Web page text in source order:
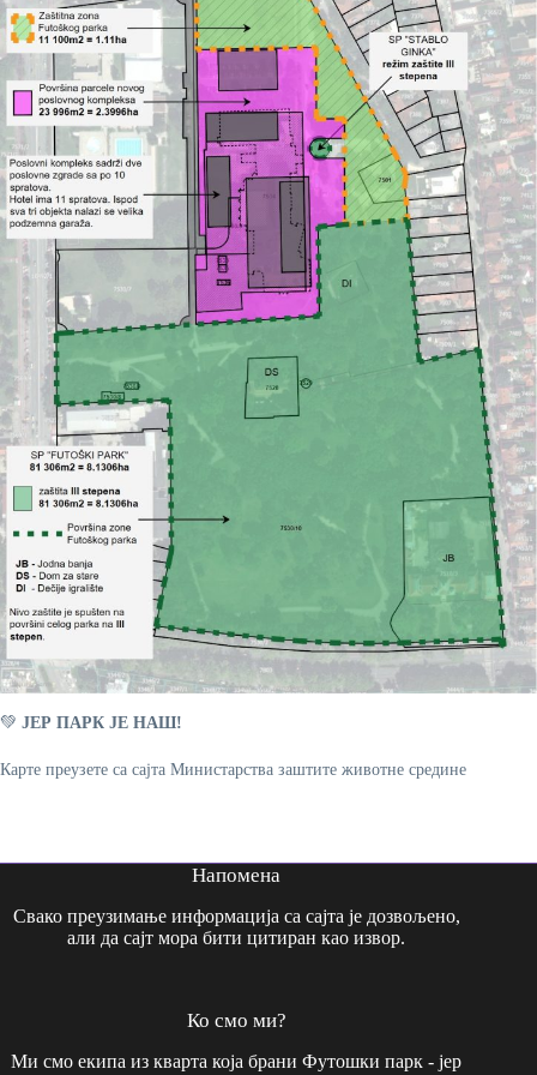
💚 ЈЕР ПАРК ЈЕ НАШ!
Карте преузете са сајта Министарства заштите животне средине
Напомена
Свако преузимање информација са сајта је дозвољено,
али да сајт мора бити цитиран као извор.
Ко смо ми?
Ми смо екипа из кварта која брани Футошки парк - јер